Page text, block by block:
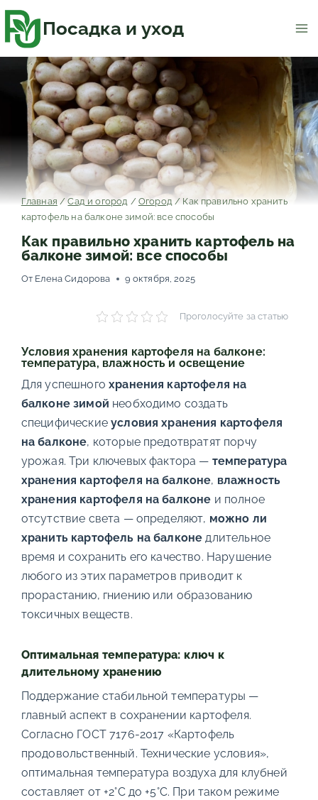
содержимомуПосадка и уход
Главная / Сад и огород / Огород / Как правильно хранить
картофель на балконе зимой: все способы
Как правильно хранить картофель на
балконе зимой: все способы
От Елена Сидорова 9 октября, 2025
Проголосуйте за статью
Условия хранения картофеля на балконе:
температура, влажность и освещение
Для успешногохранения картофеля на
балконе зимой необходимо создать
специфическиеусловия хранения картофеля
на балконе, которые предотвратят порчу
урожая. Три ключевых фактора — температура
хранения картофеля на балконе, влажность
хранения картофеля на балконе и полное
отсутствие света — определяют, можно ли
хранить картофель на балконе длительное
время и сохранить его качество. Нарушение
любого из этих параметров приводит к
прорастанию, гниению или образованию
токсичных веществ.
Оптимальная температура: ключ к
длительному хранению
Поддержание стабильной температуры —
главный аспект в сохранении картофеля.
Согласно ГОСТ 7176-2017 «Картофель
продовольственный. Технические условия»,
оптимальная температура воздуха для клубней
составляет от +2°C до +5°C. При таком режиме